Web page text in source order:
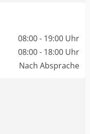
08:00 - 19:00 Uhr
08:00 - 18:00 Uhr
Nach Absprache